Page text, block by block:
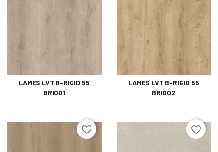
LAMES LVT B-RIGID 55
BRI001
LAMES LVT B-RIGID 55
BRI002
favorite_border favorite_border